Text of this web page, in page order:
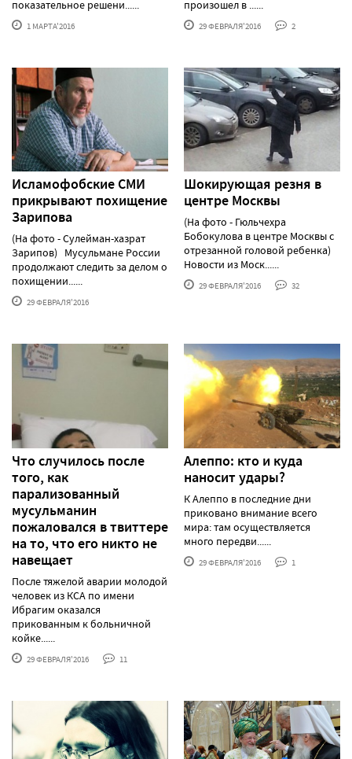
показательное решени......
1 МАРТА'2016
произошел в ......
29 ФЕВРАЛЯ'2016 2
Исламофобские СМИ
прикрывают похищение
Зарипова
(На фото - Сулейман-хазрат
Зарипов) Мусульмане России
продолжают следить за делом о
похищении......
29 ФЕВРАЛЯ'2016
Шокирующая резня в
центре Москвы
(На фото - Гюльчехра
Бобокулова в центре Москвы с
отрезанной головой ребенка)
Новости из Моск......
29 ФЕВРАЛЯ'2016 32
Что случилось после
того, как
парализованный
мусульманин
пожаловался в твиттере
на то, что его никто не
навещает
После тяжелой аварии молодой
человек из КСА по имени
Ибрагим оказался
прикованным к больничной
койке......
29 ФЕВРАЛЯ'2016 11
Алеппо: кто и куда
наносит удары?
К Алеппо в последние дни
приковано внимание всего
мира: там осуществляется
много передви......
29 ФЕВРАЛЯ'2016 1